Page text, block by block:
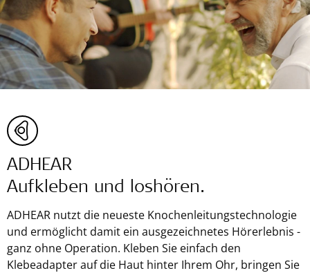
ADHEAR
Aufkleben und loshören.
ADHEAR nutzt die neueste Knochenleitungstechnologie
und ermöglicht damit ein ausgezeichnetes Hörerlebnis -
ganz ohne Operation. Kleben Sie einfach den
Klebeadapter auf die Haut hinter Ihrem Ohr, bringen Sie